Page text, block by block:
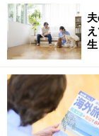
「実家には夫
の従業員もふ
くる従業員にと
ごとで。夫はま
たするばかり
けど、従業員や
ました」
生